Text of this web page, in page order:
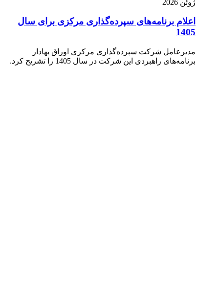
ژوئن 2026
اعلام برنامه‌های سپرده‌گذاری مرکزی برای سال
1405
مدیرعامل شرکت سپرده‌گذاری مرکزی اوراق بهادار
برنامه‌های راهبردی این شرکت در سال 1405 را تشریح کرد.